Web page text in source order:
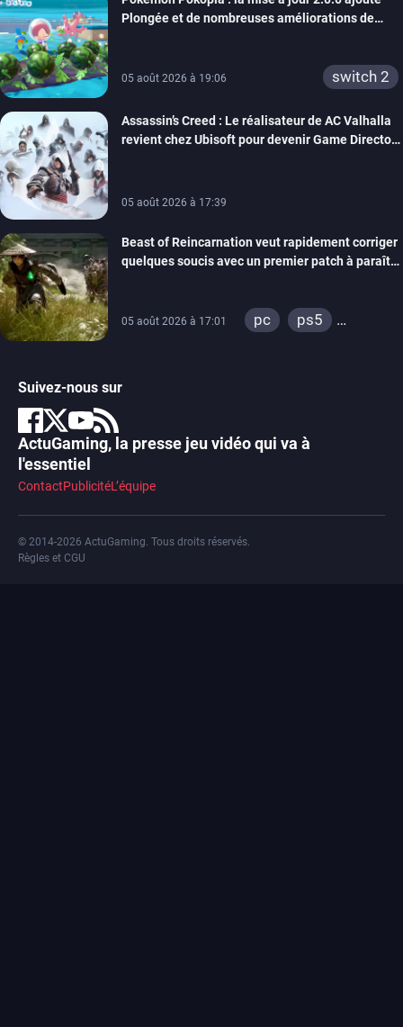
Plongée et de nombreuses améliorations de
05 août 2026 à 19:06 switch 2
Assassin’s Creed : Le réalisateur de AC Valhalla
revient chez Ubisoft pour devenir Game Director
05 août 2026 à 17:39
Beast of Reincarnation veut rapidement corriger
quelques soucis avec un premier patch à paraître
05 août 2026 à 17:01 pc
ps5
Suivez-nous sur
ActuGaming, la presse jeu vidéo qui va à
l'essentiel
ContactPublicitéL’équipe
© 2014-2026 ActuGaming. Tous droits réservés.
Règles et CGU